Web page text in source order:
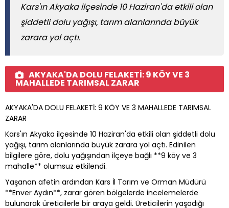
Kars'ın Akyaka ilçesinde 10 Haziran'da etkili olan
şiddetli dolu yağışı, tarım alanlarında büyük
zarara yol açtı.
AKYAKA'DA DOLU FELAKETİ: 9 KÖY VE 3
MAHALLEDE TARIMSAL ZARAR
AKYAKA'DA DOLU FELAKETİ: 9 KÖY VE 3 MAHALLEDE TARIMSAL
ZARAR
Kars'ın Akyaka ilçesinde 10 Haziran'da etkili olan şiddetli dolu
yağışı, tarım alanlarında büyük zarara yol açtı. Edinilen
bilgilere göre, dolu yağışından ilçeye bağlı **9 köy ve 3
mahalle** olumsuz etkilendi.
Yaşanan afetin ardından Kars İl Tarım ve Orman Müdürü
**Enver Aydın**, zarar gören bölgelerde incelemelerde
bulunarak üreticilerle bir araya geldi. Üreticilerin yaşadığı